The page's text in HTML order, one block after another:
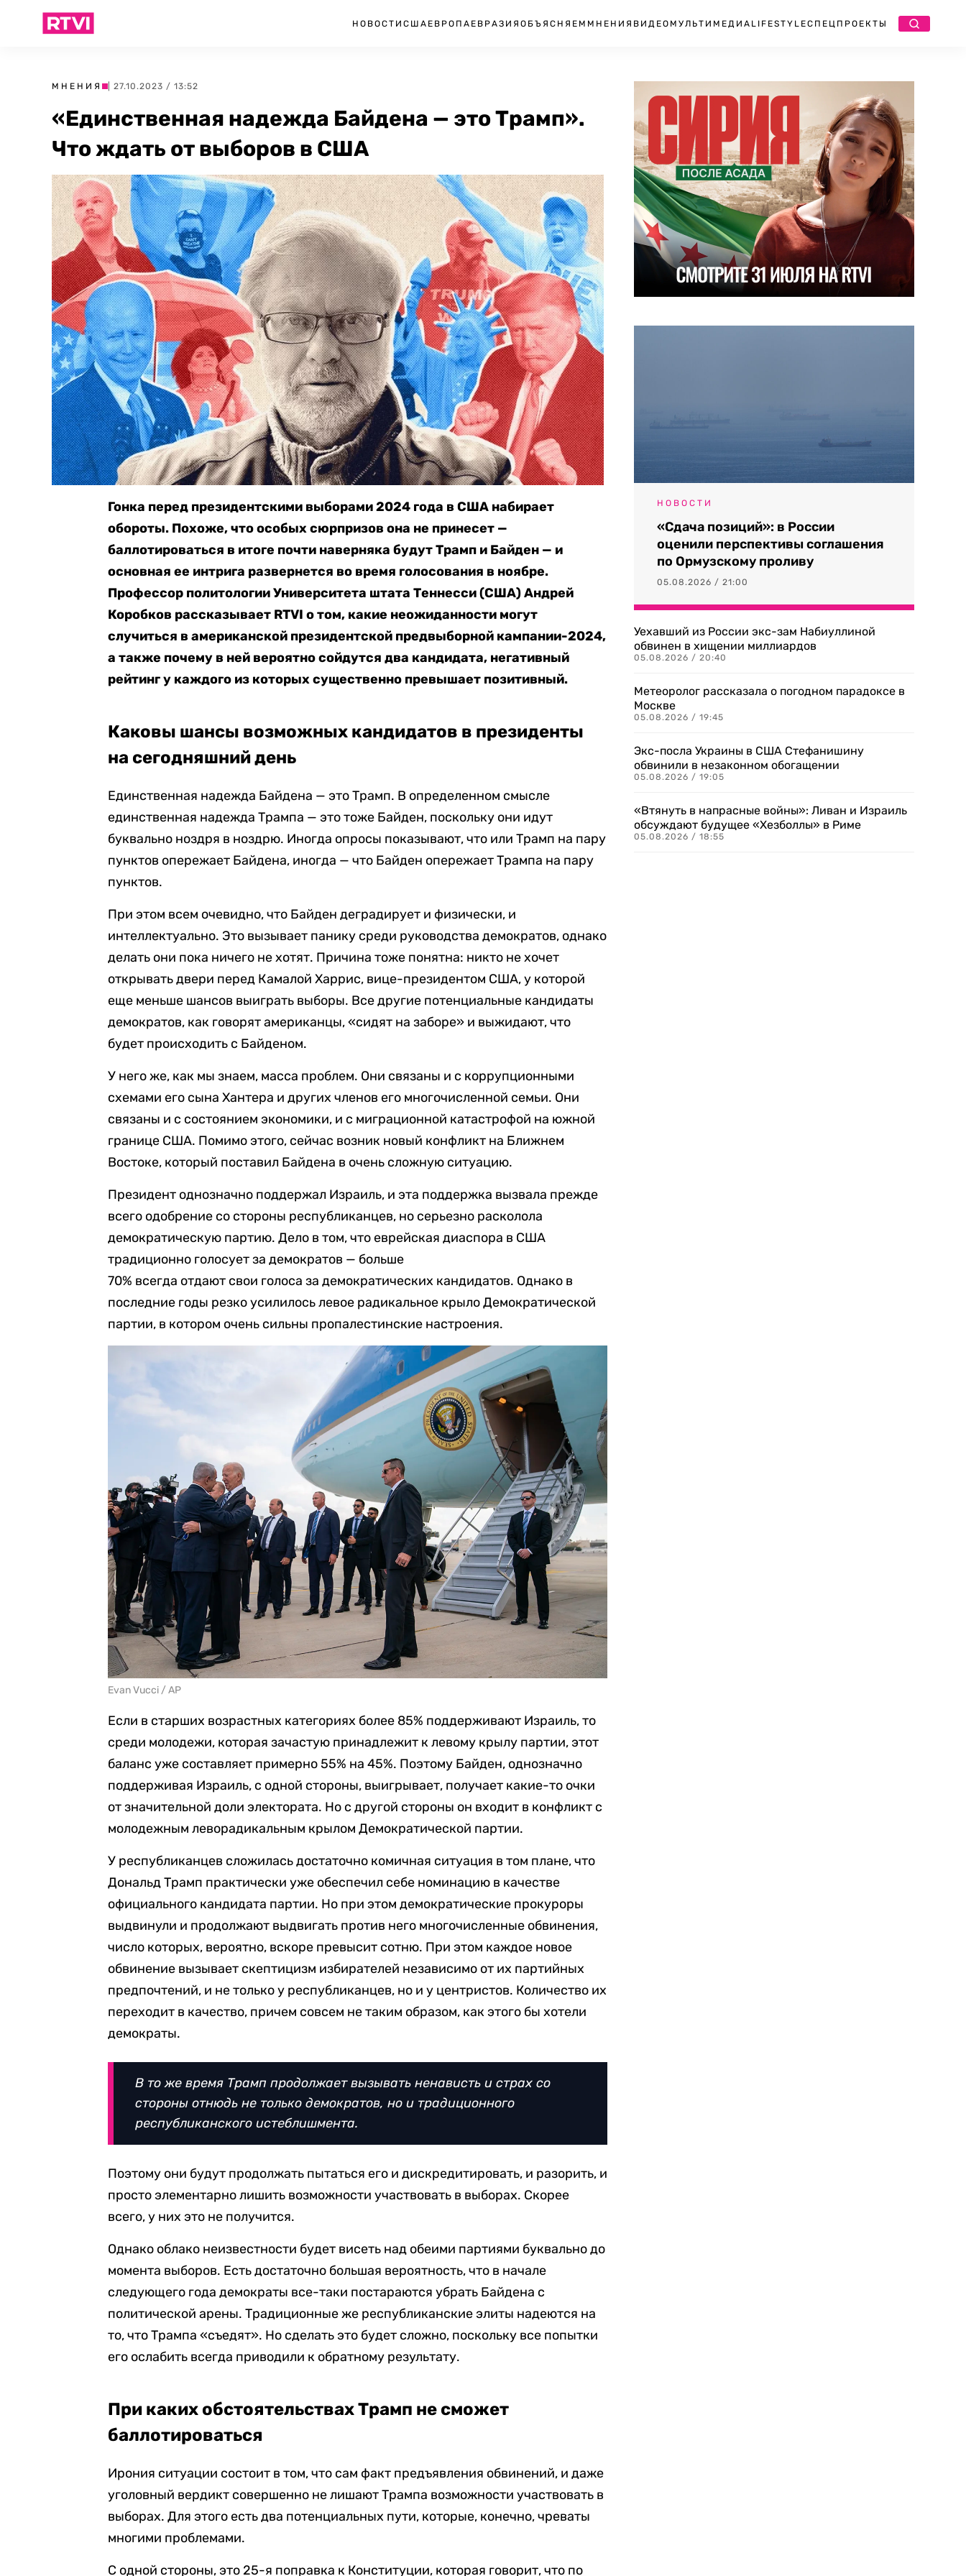
НОВОСТИ США ЕВРОПА ЕВРАЗИЯ ОБЪЯСНЯЕМ МНЕНИЯ ВИДЕО МУЛЬТИМЕДИА LIFESTYLEСПЕЦПРОЕКТЫ
МНЕНИЯ | 27.10.2023 / 13:52
«Единственная надежда Байдена — это Трамп».
Что ждать от выборов в США
Гонка перед президентскими выборами 2024 года в США набирает
обороты. Похоже, что особых сюрпризов она не принесет —
баллотироваться в итоге почти наверняка будут Трамп и Байден — и
основная ее интрига развернется во время голосования в ноябре.
Профессор политологии Университета штата Теннесси (США) Андрей
Коробков рассказывает RTVI о том, какие неожиданности могут
случиться в американской президентской предвыборной кампании-2024,
а также почему в ней вероятно сойдутся два кандидата, негативный
рейтинг у каждого из которых существенно превышает позитивный.
Каковы шансы возможных кандидатов в президенты
на сегодняшний день
Единственная надежда Байдена — это Трамп. В определенном смысле
единственная надежда Трампа — это тоже Байден, поскольку они идут
буквально ноздря в ноздрю. Иногда опросы показывают, что или Трамп на пару
пунктов опережает Байдена, иногда — что Байден опережает Трампа на пару
пунктов.
При этом всем очевидно, что Байден деградирует и физически, и
интеллектуально. Это вызывает панику среди руководства демократов, однако
делать они пока ничего не хотят. Причина тоже понятна: никто не хочет
открывать двери перед Камалой Харрис, вице-президентом США, у которой
еще меньше шансов выиграть выборы. Все другие потенциальные кандидаты
демократов, как говорят американцы, «сидят на заборе» и выжидают, что
будет происходить с Байденом.
У него же, как мы знаем, масса проблем. Они связаны и с коррупционными
схемами его сына Хантера и других членов его многочисленной семьи. Они
связаны и с состоянием экономики, и с миграционной катастрофой на южной
границе США. Помимо этого, сейчас возник новый конфликт на Ближнем
Востоке, который поставил Байдена в очень сложную ситуацию.
Президент однозначно поддержал Израиль, и эта поддержка вызвала прежде
всего одобрение со стороны республиканцев, но серьезно расколола
демократическую партию. Дело в том, что еврейская диаспора в США
традиционно голосует за демократов — больше
70% всегда отдают свои голоса за демократических кандидатов. Однако в
последние годы резко усилилось левое радикальное крыло Демократической
партии, в котором очень сильны пропалестинские настроения.
Evan Vucci / AP
Если в старших возрастных категориях более 85% поддерживают Израиль, то
среди молодежи, которая зачастую принадлежит к левому крылу партии, этот
баланс уже составляет примерно 55% на 45%. Поэтому Байден, однозначно
поддерживая Израиль, с одной стороны, выигрывает, получает какие-то очки
от значительной доли электората. Но с другой стороны он входит в конфликт с
молодежным леворадикальным крылом Демократической партии.
У республиканцев сложилась достаточно комичная ситуация в том плане, что
Дональд Трамп практически уже обеспечил себе номинацию в качестве
официального кандидата партии. Но при этом демократические прокуроры
выдвинули и продолжают выдвигать против него многочисленные обвинения,
число которых, вероятно, вскоре превысит сотню. При этом каждое новое
обвинение вызывает скептицизм избирателей независимо от их партийных
предпочтений, и не только у республиканцев, но и у центристов. Количество их
переходит в качество, причем совсем не таким образом, как этого бы хотели
демократы.
В то же время Трамп продолжает вызывать ненависть и страх со
стороны отнюдь не только демократов, но и традиционного
республиканского истеблишмента.
Поэтому они будут продолжать пытаться его и дискредитировать, и разорить, и
просто элементарно лишить возможности участвовать в выборах. Скорее
всего, у них это не получится.
Однако облако неизвестности будет висеть над обеими партиями буквально до
момента выборов. Есть достаточно большая вероятность, что в начале
следующего года демократы все-таки постараются убрать Байдена с
политической арены. Традиционные же республиканские элиты надеются на
то, что Трампа «съедят». Но сделать это будет сложно, поскольку все попытки
его ослабить всегда приводили к обратному результату.
При каких обстоятельствах Трамп не сможет
баллотироваться
Ирония ситуации состоит в том, что сам факт предъявления обвинений, и даже
уголовный вердикт совершенно не лишают Трампа возможности участвовать в
выборах. Для этого есть два потенциальных пути, которые, конечно, чреваты
многими проблемами.
С одной стороны, это 25-я поправка к Конституции, которая говорит, что по
НОВОСТИ
«Сдача позиций»: в России
оценили перспективы соглашения
по Ормузскому проливу
05.08.2026 / 21:00
Уехавший из России экс-зам Набиуллиной
обвинен в хищении миллиардов
05.08.2026 / 20:40
Метеоролог рассказала о погодном парадоксе в
Москве
05.08.2026 / 19:45
Экс-посла Украины в США Стефанишину
обвинили в незаконном обогащении
05.08.2026 / 19:05
«Втянуть в напрасные войны»: Ливан и Израиль
обсуждают будущее «Хезболлы» в Риме
05.08.2026 / 18:55